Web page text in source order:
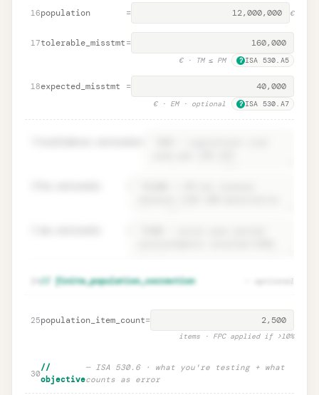
16population = €
17tolerable_misstmt=
€· TM ≤ PM ? ISA 530.A5
18expected_misstmt =
€· EM · optional ? ISA 530.A7
🔒Parameter rationales · ISA 530.9
documentation
// finite_population_correction — optional
25population_item_count=
items · FPC applied if >10%
30
//
objective
— ISA 530.6 · what you're testing + what
counts as error